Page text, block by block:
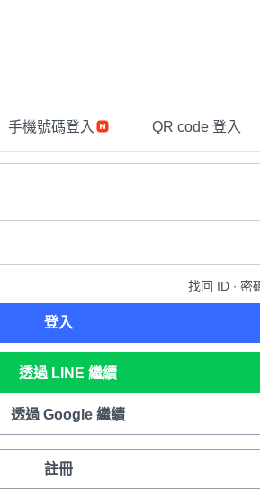
手機號碼登入 QR code 登入
找回 ID ∙ 密
登入
透過 LINE 繼續
透過 Google 繼續
註冊